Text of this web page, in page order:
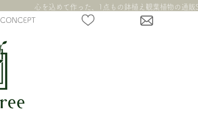
CONCEPT
心を込めて作った、1点もの鉢植え観葉植物の通販